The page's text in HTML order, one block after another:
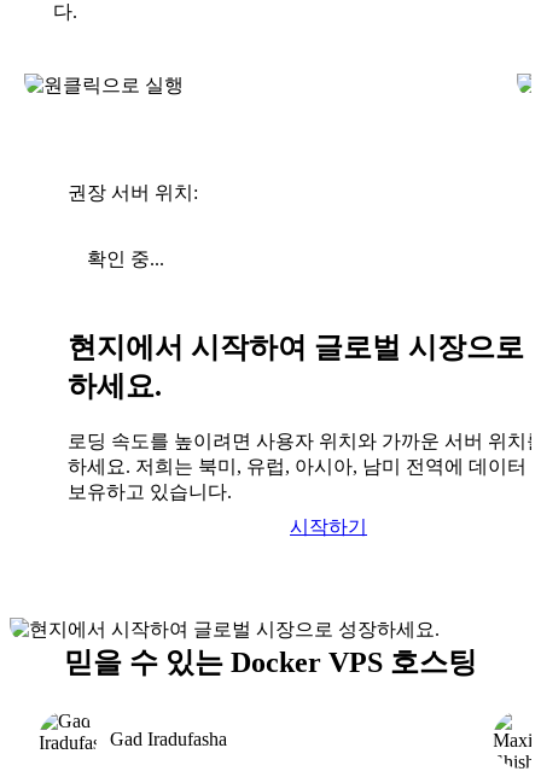
다.
권장 서버 위치:
확인 중...
현지에서 시작하여 글로벌 시장으로
하세요.
로딩 속도를 높이려면 사용자 위치와 가까운 서버 위치
하세요. 저희는 북미, 유럽, 아시아, 남미 전역에 데이터
보유하고 있습니다.
시작하기
믿을 수 있는 Docker VPS 호스팅
Gad Iradufasha